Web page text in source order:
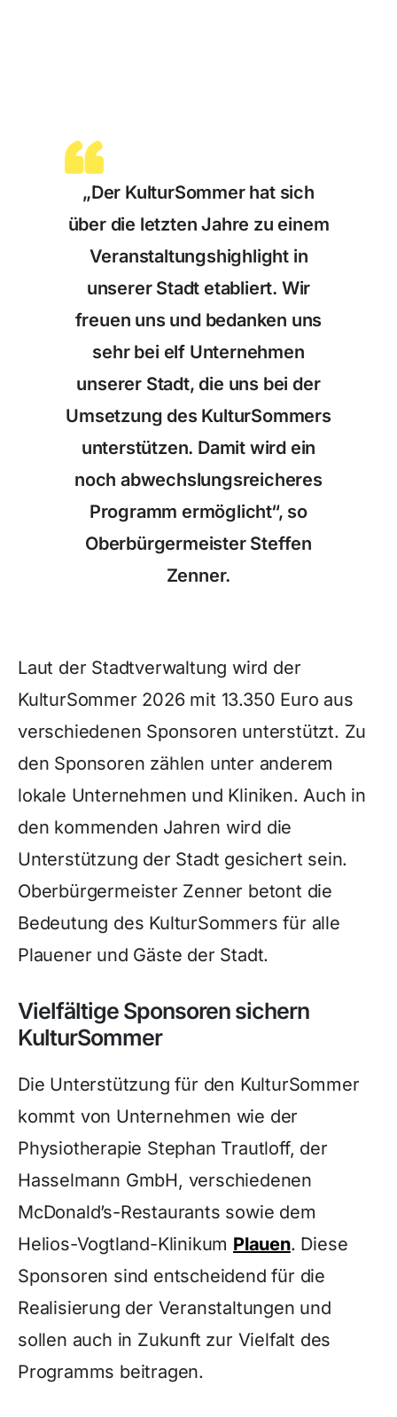
„Der KulturSommer hat sich
über die letzten Jahre zu einem
Veranstaltungshighlight in
unserer Stadt etabliert. Wir
freuen uns und bedanken uns
sehr bei elf Unternehmen
unserer Stadt, die uns bei der
Umsetzung des KulturSommers
unterstützen. Damit wird ein
noch abwechslungsreicheres
Programm ermöglicht“, so
Oberbürgermeister Steffen
Zenner.
Laut der Stadtverwaltung wird der
KulturSommer 2026 mit 13.350 Euro aus
verschiedenen Sponsoren unterstützt. Zu
den Sponsoren zählen unter anderem
lokale Unternehmen und Kliniken. Auch in
den kommenden Jahren wird die
Unterstützung der Stadt gesichert sein.
Oberbürgermeister Zenner betont die
Bedeutung des KulturSommers für alle
Plauener und Gäste der Stadt.
Vielfältige Sponsoren sichern
KulturSommer
Die Unterstützung für den KulturSommer
kommt von Unternehmen wie der
Physiotherapie Stephan Trautloff, der
Hasselmann GmbH, verschiedenen
McDonald’s-Restaurants sowie dem
Helios-Vogtland-Klinikum Plauen. Diese
Sponsoren sind entscheidend für die
Realisierung der Veranstaltungen und
sollen auch in Zukunft zur Vielfalt des
Programms beitragen.